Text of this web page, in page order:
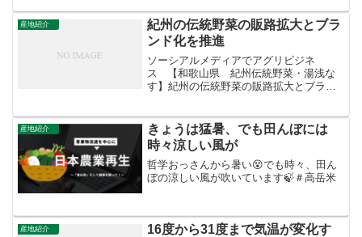
@tetugakuossannさんからRT今日の田ん
ぼ街の人たちがお田...
産地紹介
紀州の伝統野菜の販路拡大とブラ
ンド化を推進
ソーシアルメディアでアグリビジネ
ス 【和歌山県 紀州伝統野菜・湯浅な
す】紀州の伝統野菜の販路拡大とブラン
す』について、県農業試験場は高品質果
実の多収栽培技術を開発し、...
産地紹介
きょうは猛暑、でも田んぼには
時々涼しい風が
哲学おっさんから暑い😵でも時々、田ん
ぼの涼しい風が吹いています🍃＃高岳米
産地紹介
16度から31度まで気温が変化す